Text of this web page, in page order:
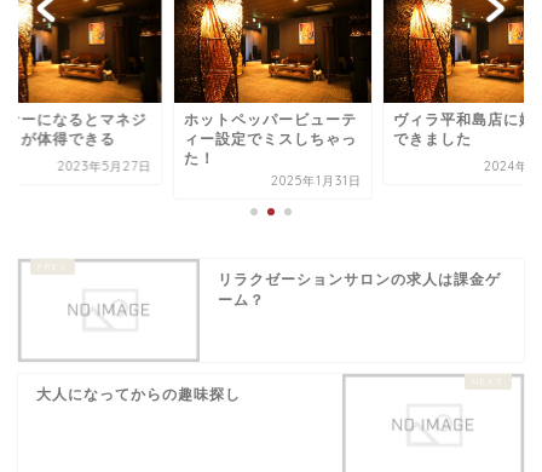
ナーになるとマネジ
トが体得できる
2023年5月27日
ホットペッパービューテ
ィー設定でミスしちゃっ
た！
2025年1月31日
ヴィラ平和島店に姉
できました
2024年9
リラクゼーションサロンの求人は課金ゲ
ーム？
大人になってからの趣味探し